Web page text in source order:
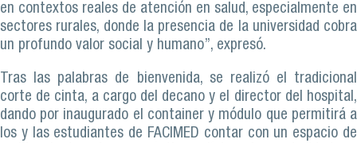
en contextos reales de atención en salud, especialmente en
sectores rurales, donde la presencia de la universidad cobra
un profundo valor social y humano”, expresó.
Tras las palabras de bienvenida, se realizó el tradicional
corte de cinta, a cargo del decano y el director del hospital,
dando por inaugurado el container y módulo que permitirá a
los y las estudiantes de FACIMED contar con un espacio de